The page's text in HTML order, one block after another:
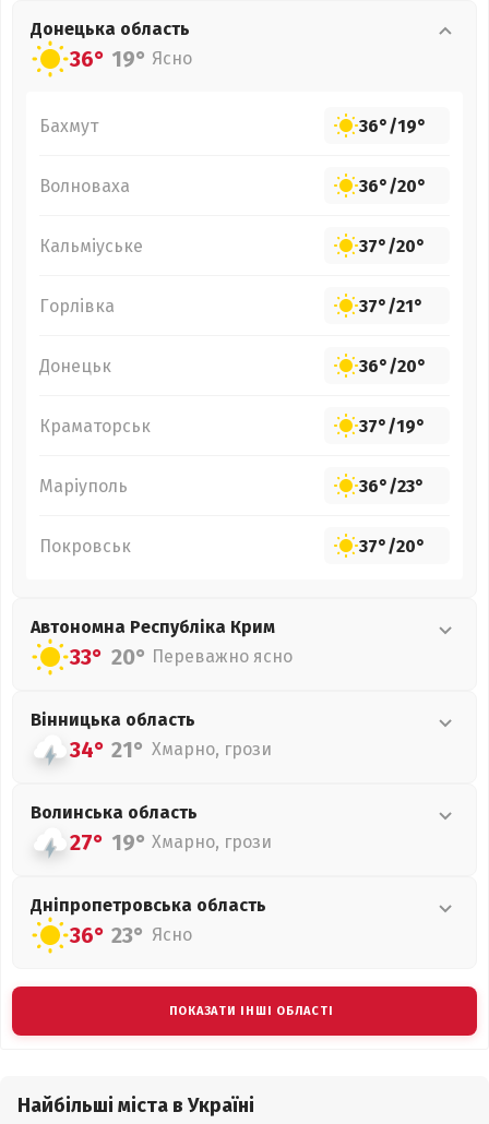
Донецька область
36° 19° Ясно
Бахмут 36°/19°
Волноваха 36°/20°
Кальміуське 37°/20°
Горлівка 37°/21°
Донецьк 36°/20°
Краматорськ 37°/19°
Маріуполь 36°/23°
Покровськ 37°/20°
Автономна Республіка Крим
33° 20° Переважно ясно
Вінницька область
34° 21° Хмарно, грози
Волинська область
27° 19° Хмарно, грози
Дніпропетровська область
36° 23° Ясно
ПОКАЗАТИ ІНШІ ОБЛАСТІ
Найбільші міста в Україні